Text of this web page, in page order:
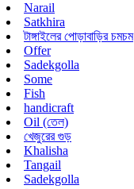
Narail
Satkhira
টাঙ্গাইলের পোড়াবাড়ির চমচম
Offer
Sadekgolla
Some
Fish
handicraft
Oil (তেল)
খেজুরের গুড়
Khalisha
Tangail
Sadekgolla